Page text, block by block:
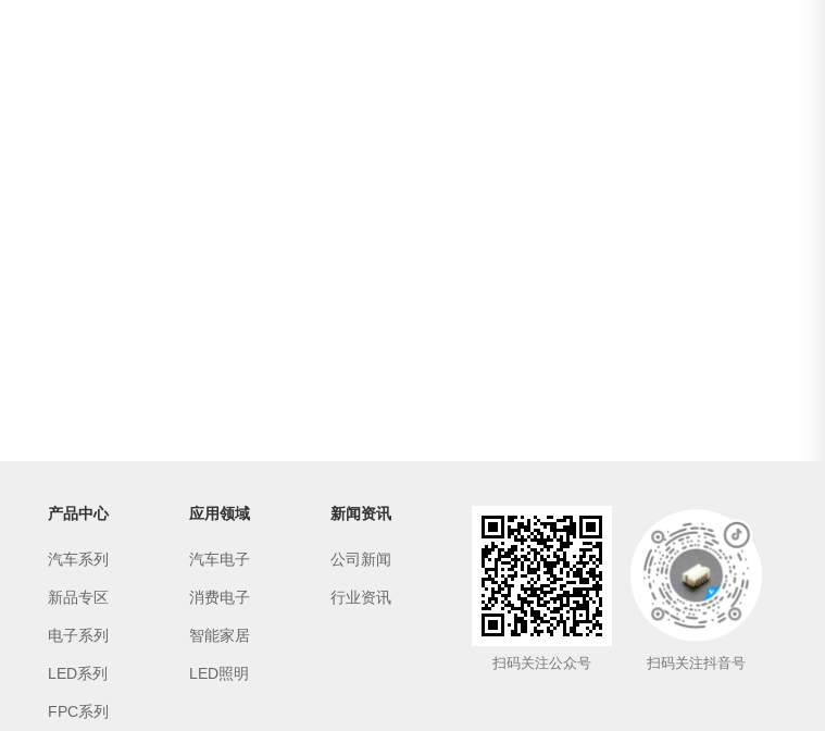
产品中心
汽车系列
新品专区
电子系列
LED系列
FPC系列
应用领域
汽车电子
消费电子
智能家居
LED照明
新闻资讯
公司新闻
行业资讯
扫码关注公众号 扫码关注抖音号